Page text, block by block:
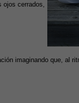
ojos cerrados,
imaginando que, al